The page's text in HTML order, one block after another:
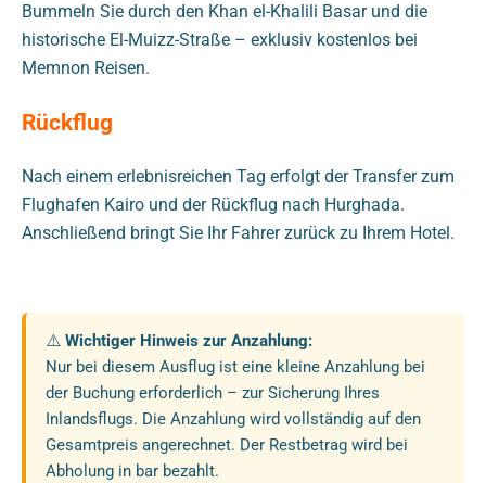
Bummeln Sie durch den Khan el-Khalili Basar und die
historische El-Muizz-Straße – exklusiv kostenlos bei
Memnon Reisen.
Rückflug
Nach einem erlebnisreichen Tag erfolgt der Transfer zum
Flughafen Kairo und der Rückflug nach Hurghada.
Anschließend bringt Sie Ihr Fahrer zurück zu Ihrem Hotel.
⚠️ Wichtiger Hinweis zur Anzahlung:
Nur bei diesem Ausflug ist eine kleine Anzahlung bei
der Buchung erforderlich – zur Sicherung Ihres
Inlandsflugs. Die Anzahlung wird vollständig auf den
Gesamtpreis angerechnet. Der Restbetrag wird bei
Abholung in bar bezahlt.